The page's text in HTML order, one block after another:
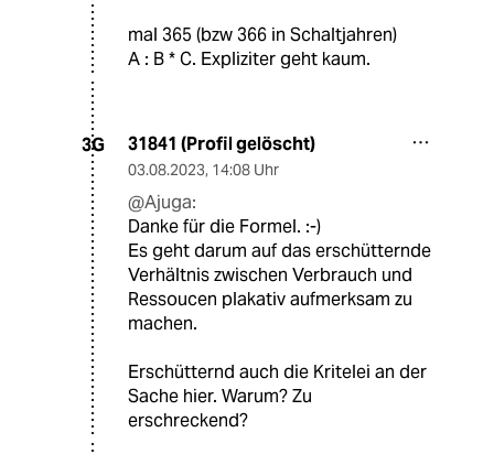
mal 365 (bzw 366 in Schaltjahren)
A : B * C. Expliziter geht kaum.
3G 31841 (Profil gelöscht)
03.08.2023, 14:08 Uhr
@Ajuga:
Danke für die Formel. :-)
Es geht darum auf das erschütternde
Verhältnis zwischen Verbrauch und
Ressoucen plakativ aufmerksam zu
machen.
Erschütternd auch die Kritelei an der
Sache hier. Warum? Zu
erschreckend?